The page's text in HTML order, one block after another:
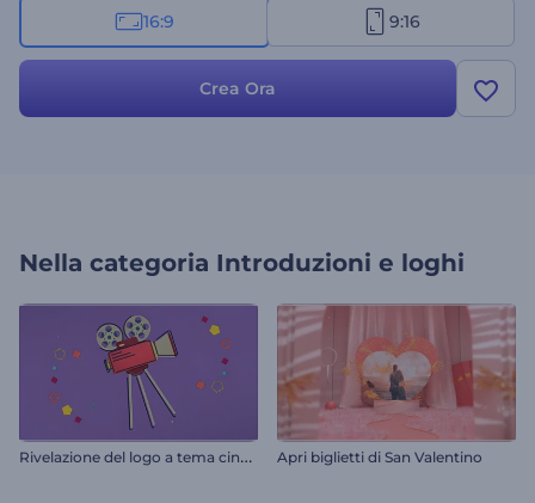
sottofondo per una presentazione unica con transizioni fluide e
un'illuminazione cinematografica. Perfetto per promozioni di centri
16:9 9:16
Crea Ora
Nella categoria Introduzioni e loghi
R
ivelazione del logo a tema cinematografico Apri biglietti di San Valentino